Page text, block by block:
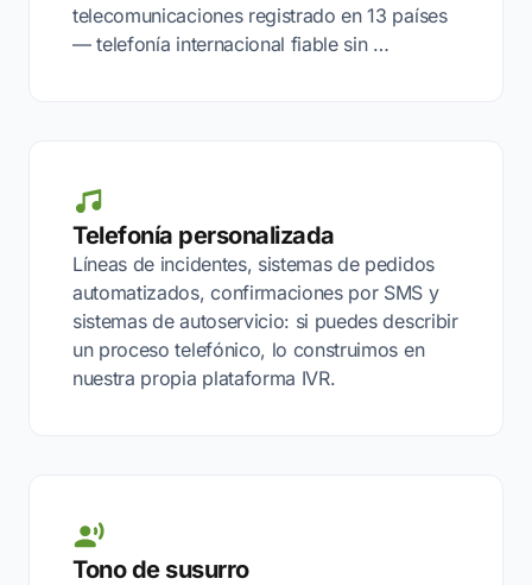
telecomunicaciones registrado en 13 países
— telefonía internacional fiable sin …
Telefonía personalizada
Líneas de incidentes, sistemas de pedidos
automatizados, confirmaciones por SMS y
sistemas de autoservicio: si puedes describir
un proceso telefónico, lo construimos en
nuestra propia plataforma IVR.
Tono de susurro